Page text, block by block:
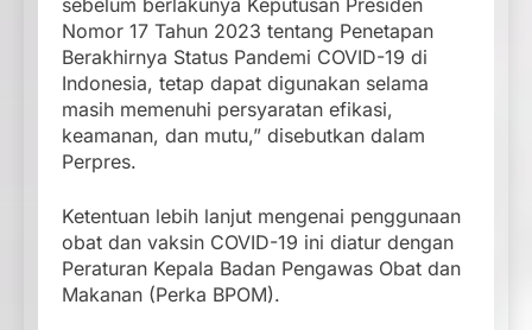
Nomor 17 Tahun 2023 tentang Penetapan
Berakhirnya Status Pandemi COVID-19 di
Indonesia, tetap dapat digunakan selama
masih memenuhi persyaratan efikasi,
keamanan, dan mutu,” disebutkan dalam
Perpres.
Ketentuan lebih lanjut mengenai penggunaan
obat dan vaksin COVID-19 ini diatur dengan
Peraturan Kepala Badan Pengawas Obat dan
Makanan (Perka BPOM).